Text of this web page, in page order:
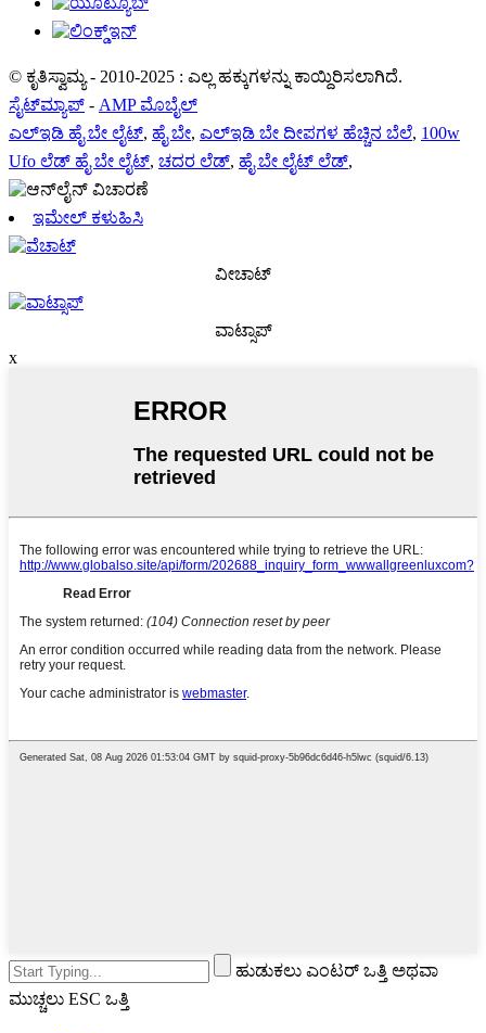
© ಕೃತಿಸ್ವಾಮ್ಯ - 2010-2025 : ಎಲ್ಲ ಹಕ್ಕುಗಳನ್ನು ಕಾಯ್ದಿರಿಸಲಾಗಿದೆ.
ಸೈಟ್‌ಮ್ಯಾಪ್ - AMP ಮೊಬೈಲ್
ಎಲ್ಇಡಿ ಹೈ ಬೇ ಲೈಟ್, ಹೈ ಬೇ, ಎಲ್ಇಡಿ ಬೇ ದೀಪಗಳ ಹೆಚ್ಚಿನ ಬೆಲೆ, 100w
Ufo ಲೆಡ್ ಹೈ ಬೇ ಲೈಟ್, ಚದರ ಲೆಡ್, ಹೈ ಬೇ ಲೈಟ್ ಲೆಡ್,
ಇಮೇಲ್ ಕಳುಹಿಸಿ
ವೀಚಾಟ್
ವಾಟ್ಸಾಪ್
x
ಹುಡುಕಲು ಎಂಟರ್ ಒತ್ತಿ ಅಥವಾ
ಮುಚ್ಚಲು ESC ಒತ್ತಿ